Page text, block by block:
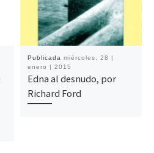
Publicada miércoles, 28 |
enero | 2015
Edna al desnudo, por
Richard Ford